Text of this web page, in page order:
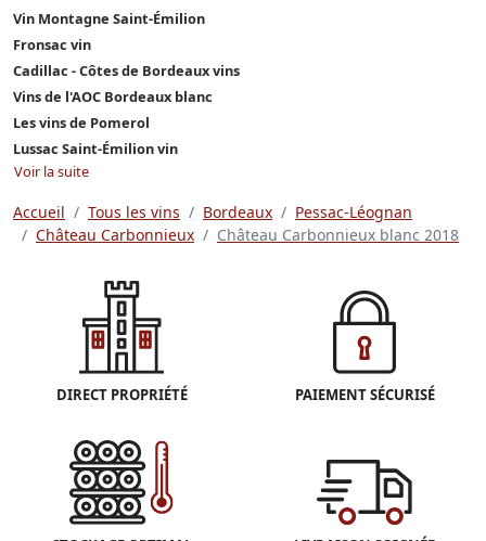
Vin Montagne Saint-Émilion
Fronsac vin
Cadillac - Côtes de Bordeaux vins
Vins de l'AOC Bordeaux blanc
Les vins de Pomerol
Lussac Saint-Émilion vin
Voir la suite
Accueil Tous les vins Bordeaux
Pessac-Léognan
Château Carbonnieux
Château Carbonnieux blanc 2018
DIRECT PROPRIÉTÉ PAIEMENT SÉCURISÉ